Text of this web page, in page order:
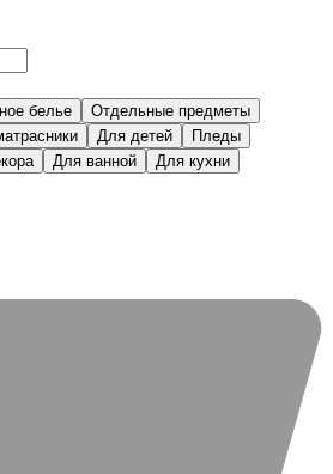
белье
Отдельные предметы
Для детей
Пледы
Для ванной
Для кухни